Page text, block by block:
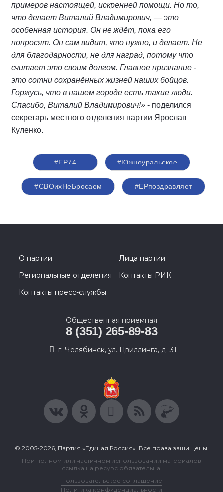
примеров настоящей, искренней помощи. Но то,
что делает Виталий Владимирович, — это
особенная история. Он не ждёт, пока его
попросят. Он сам видит, что нужно, и делает. Не
для благодарности, не для наград, потому что
считает это своим долгом. Главное признание -
это сотни сохранённых жизней наших бойцов.
Горжусь, что в нашем городе есть такие люди.
Спасибо, Виталий Владимирович!» - поделился
секретарь местного отделения партии Ярослав
Куленко.
#ЕР74 #Южноуральское
#СВОихНеБросаем #ЕРпоздравляет
О партии
Лица партии
Региональные отделения
Контакты РИК
Контакты пресс-службы
Общественная приемная
8 (351) 265-89-83
г. Челябинск, ул. Цвиллинга, д. 31
© 2005-2026, Партия «Единая Россия». Все права защищены.
При полном или частичном использовании материалов
ссылка на ресурс обязательна.
Пользовательское соглашение
Политика конфиденциальности